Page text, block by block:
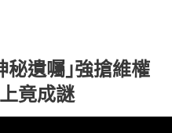
秘遺囑｣強搶維權
竟成謎